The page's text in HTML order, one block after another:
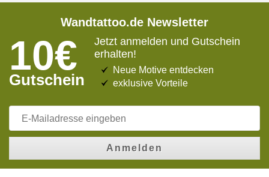
Wandtattoo.de Newsletter
10€
Gutschein
Jetzt anmelden und Gutschein
erhalten!
Neue Motive entdecken
exklusive Vorteile
Anmelden